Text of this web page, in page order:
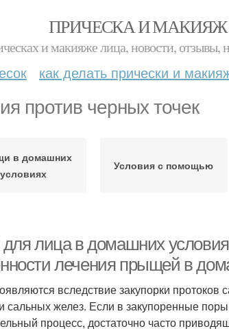
ПРИЧЕСКА И МАКИЯЖ
и макияже лица, новости, отзывы,
как делать прически и
против черных точек
в домашних
условиях
Условия с помощью
лица в домашних
лечения прыщей в
вследствие закупорки протоков
сальных желез. Если в закупоренные
процесс, достаточно часто